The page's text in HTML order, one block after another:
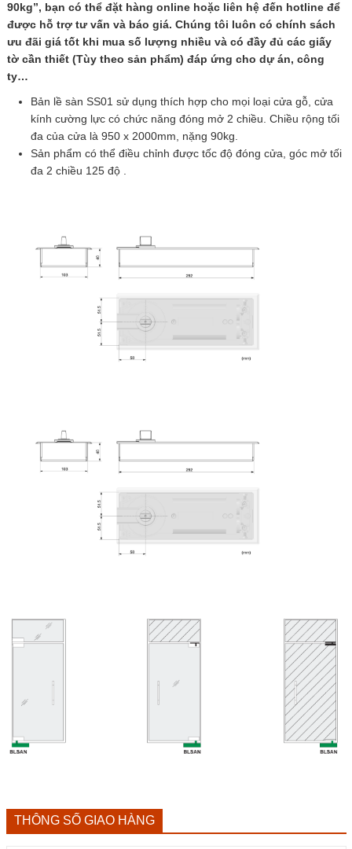
90kg”, bạn có thể đặt hàng online hoặc liên hệ đến hotline để
được hỗ trợ tư vấn và báo giá. Chúng tôi luôn có chính sách
ưu đãi giá tốt khi mua số lượng nhiều và có đầy đủ các giấy
tờ cần thiết (Tùy theo sản phẩm) đáp ứng cho dự án, công
ty…
Bản lề sàn SS01 sử dụng thích hợp cho mọi loại cửa gỗ, cửa
kính cường lực có chức năng đóng mở 2 chiều. Chiều rộng tối
đa của cửa là 950 x 2000mm, nặng 90kg.
Sản phẩm có thể điều chỉnh được tốc độ đóng cửa, góc mở tối
đa 2 chiều 125 độ .
THÔNG SỐ GIAO HÀNG